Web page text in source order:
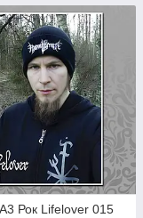
Рок Lifelover 015